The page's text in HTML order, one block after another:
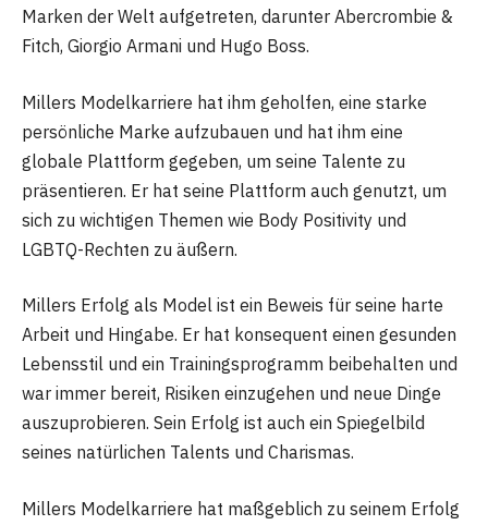
Marken der Welt aufgetreten, darunter Abercrombie &
Fitch, Giorgio Armani und Hugo Boss.
Millers Modelkarriere hat ihm geholfen, eine starke
persönliche Marke aufzubauen und hat ihm eine
globale Plattform gegeben, um seine Talente zu
präsentieren. Er hat seine Plattform auch genutzt, um
sich zu wichtigen Themen wie Body Positivity und
LGBTQ-Rechten zu äußern.
Millers Erfolg als Model ist ein Beweis für seine harte
Arbeit und Hingabe. Er hat konsequent einen gesunden
Lebensstil und ein Trainingsprogramm beibehalten und
war immer bereit, Risiken einzugehen und neue Dinge
auszuprobieren. Sein Erfolg ist auch ein Spiegelbild
seines natürlichen Talents und Charismas.
Millers Modelkarriere hat maßgeblich zu seinem Erfolg